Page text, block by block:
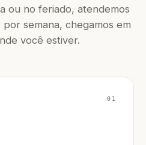
ou no feriado, atendemos
semana, chegamos em
você estiver.
01